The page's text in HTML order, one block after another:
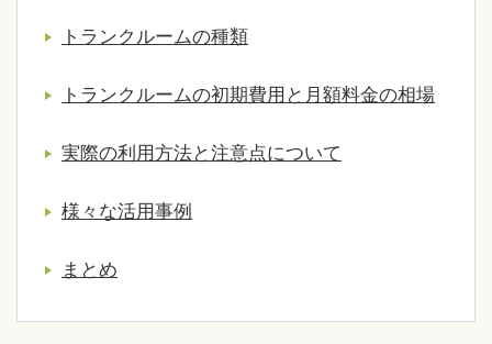
トランクルームの種類
トランクルームの初期費用と月額料金の相場
実際の利用方法と注意点について
様々な活用事例
まとめ